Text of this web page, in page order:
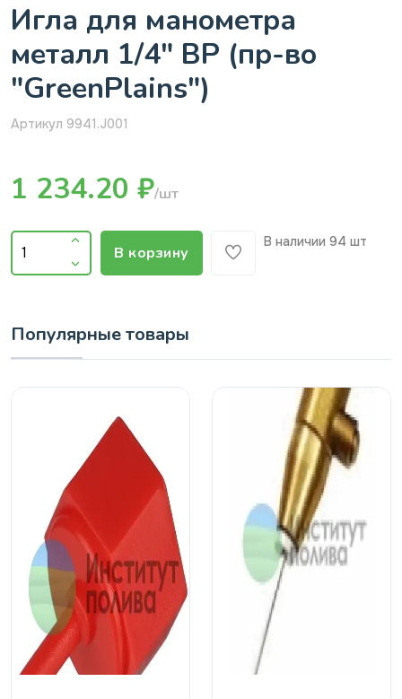
Игла для манометра
металл 1/4" ВР (пр-во
"GreenPlains")
Артикул 9941.J001
1 234.20 ₽/шт
В корзину
В наличии 94 шт
Популярные товары